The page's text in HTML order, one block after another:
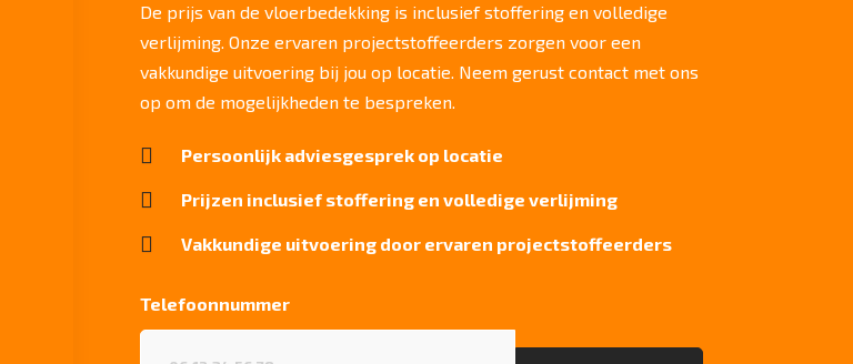
De prijs van de vloerbedekking is inclusief stoffering en volledige
verlijming. Onze ervaren projectstoffeerders zorgen voor een
vakkundige uitvoering bij jou op locatie. Neem gerust contact met ons
op om de mogelijkheden te bespreken.
 Persoonlijk adviesgesprek op locatie
 Prijzen inclusief stoffering en volledige verlijming
 Vakkundige uitvoering door ervaren projectstoffeerders
Telefoonnummer